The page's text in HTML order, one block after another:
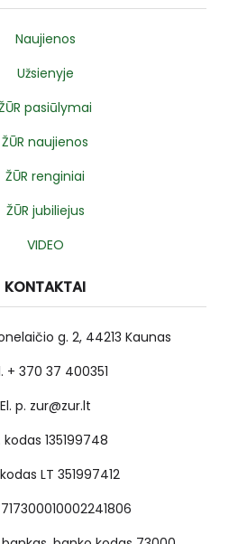
Naujienos
Užsienyje
pasiūlymai
ŽŪR naujienos
ŽŪR renginiai
ŽŪR jubiliejus
VIDEO
KONTAKTAI
g. 2, 44213 Kaunas
+ 370 37 400351
El. p. zur@zur.lt
kodas 135199748
LT 351997412